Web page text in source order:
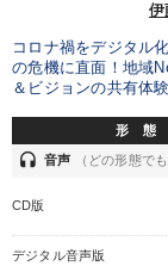
伊
コロナ禍をデジタル
の危機に直面！地域
＆ビジョンの共有体
形 態
headset 音声 （どの形態で
CD版
デジタル音声版